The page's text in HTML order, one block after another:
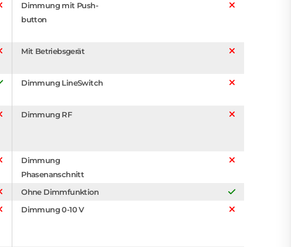
Dimmung mit Push-
button
Mit Betriebsgerät
Dimmung LineSwitch
Dimmung RF
Dimmung
Phasenanschnitt
Ohne Dimmfunktion
Dimmung 0-10 V